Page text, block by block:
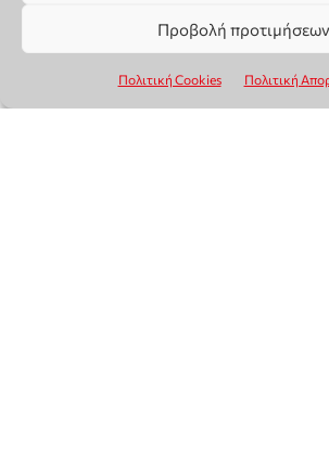
Προβολή προτιμήσεων
Πολιτική Cookies Πολιτική